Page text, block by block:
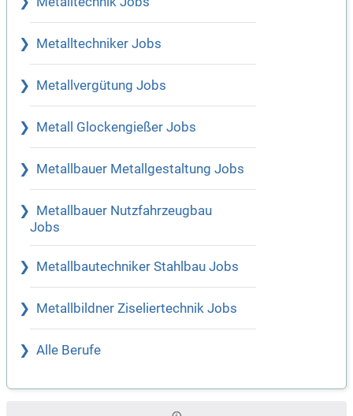
Metalltechniker Jobs
Metallvergütung Jobs
Metall Glockengießer Jobs
Metallbauer Metallgestaltung Jobs
Metallbauer Nutzfahrzeugbau
Jobs
Metallbautechniker Stahlbau Jobs
Metallbildner Ziseliertechnik Jobs
Alle Berufe